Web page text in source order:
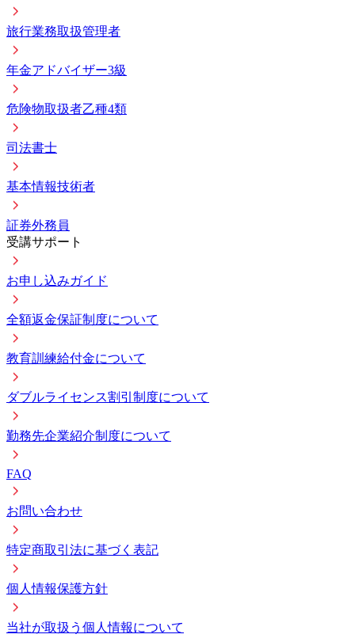
旅行業務取扱管理者
年金アドバイザー3級
危険物取扱者乙種4類
司法書士
基本情報技術者
証券外務員
受講サポート
お申し込みガイド
全額返金保証制度について
教育訓練給付金について
ダブルライセンス割引制度について
勤務先企業紹介制度について
FAQ
お問い合わせ
特定商取引法に基づく表記
個人情報保護方針
当社が取扱う個人情報について